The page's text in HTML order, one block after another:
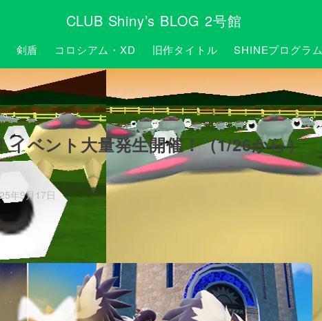
CLUB Shiny’s BLOG 2号館
剣盾 コロシアム・XD 旧作タイトル SHINEプログラム
ベント大量発生開催！（1/26から）
年9月17日